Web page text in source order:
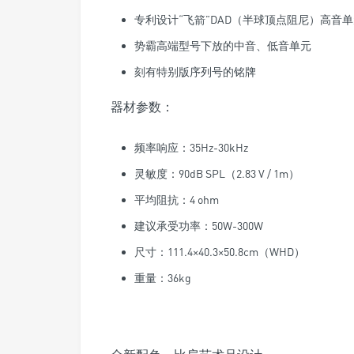
专利设计“飞箭”DAD（半球顶点阻尼）高音
势霸高端型号下放的中音、低音单元
刻有特别版序列号的铭牌
器材参数：
频率响应：35Hz-30kHz
灵敏度：90dB SPL（2.83 V / 1m）
平均阻抗：4 ohm
建议承受功率：50W-300W
尺寸：111.4×40.3×50.8cm（WHD）
重量：36kg